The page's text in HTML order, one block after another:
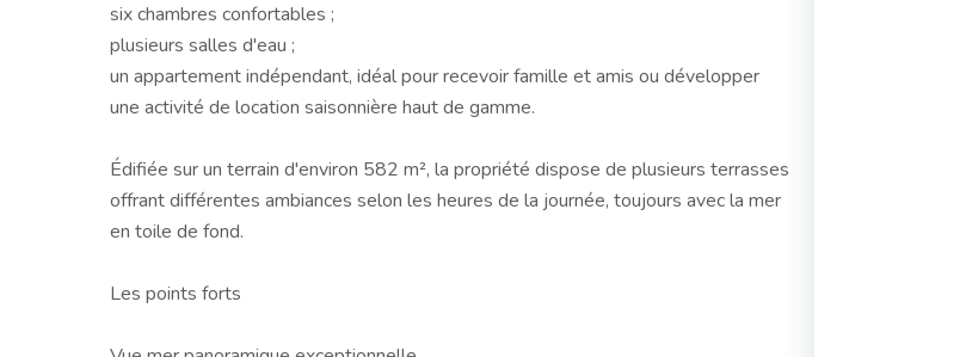
six chambres confortables ;
plusieurs salles d'eau ;
un appartement indépendant, idéal pour recevoir famille et amis ou développer
une activité de location saisonnière haut de gamme.
Édifiée sur un terrain d'environ 582 m², la propriété dispose de plusieurs terrasses
offrant différentes ambiances selon les heures de la journée, toujours avec la mer
en toile de fond.
Les points forts